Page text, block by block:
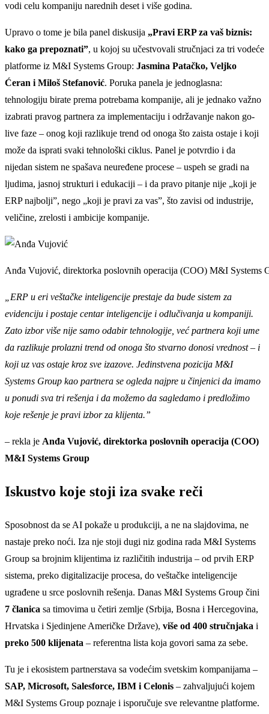
vodi celu kompaniju narednih deset i više godina.
Upravo o tome je bila panel diskusija „Pravi ERP za vaš biznis:
kako ga prepoznati”, u kojoj su učestvovali stručnjaci za tri vodeće
platforme iz M&I Systems Group: Jasmina Patačko, Veljko
Ćeran i Miloš Stefanović. Poruka panela je jednoglasna:
tehnologiju birate prema potrebama kompanije, ali je jednako važno
izabrati pravog partnera za implementaciju i održavanje nakon go-
live faze – onog koji razlikuje trend od onoga što zaista ostaje i koji
može da isprati svaki tehnološki ciklus. Panel je potvrdio i da
nijedan sistem ne spašava neuređene procese – uspeh se gradi na
ljudima, jasnoj strukturi i edukaciji – i da pravo pitanje nije „koji je
ERP najbolji”, nego „koji je pravi za vas”, što zavisi od industrije,
veličine, zrelosti i ambicije kompanije.
Anđa Vujović, direktorka poslovnih operacija (COO) M&I Systems
„ERP u eri veštačke inteligencije prestaje da bude sistem za
evidenciju i postaje centar inteligencije i odlučivanja u kompaniji.
Zato izbor više nije samo odabir tehnologije, već partnera koji ume
da razlikuje prolazni trend od onoga što stvarno donosi vrednost – i
koji uz vas ostaje kroz sve izazove. Jedinstvena pozicija M&I
Systems Group kao partnera se ogleda najpre u činjenici da imamo
u ponudi sva tri rešenja i da možemo da sagledamo i predložimo
koje rešenje je pravi izbor za klijenta.”
– rekla je Anđa Vujović, direktorka poslovnih operacija (COO)
M&I Systems Group
Iskustvo koje stoji iza svake reči
Sposobnost da se AI pokaže u produkciji, a ne na slajdovima, ne
nastaje preko noći. Iza nje stoji dugi niz godina rada M&I Systems
Group sa brojnim klijentima iz različitih industrija – od prvih ERP
sistema, preko digitalizacije procesa, do veštačke inteligencije
ugrađene u srce poslovnih rešenja. Danas M&I Systems Group čini
7 članica sa timovima u četiri zemlje (Srbija, Bosna i Hercegovina,
Hrvatska i Sjedinjene Američke Države), više od 400 stručnjaka i
preko 500 klijenata – referentna lista koja govori sama za sebe.
Tu je i ekosistem partnerstava sa vodećim svetskim kompanijama –
SAP, Microsoft, Salesforce, IBM i Celonis – zahvaljujući kojem
M&I Systems Group poznaje i isporučuje sve relevantne platforme.